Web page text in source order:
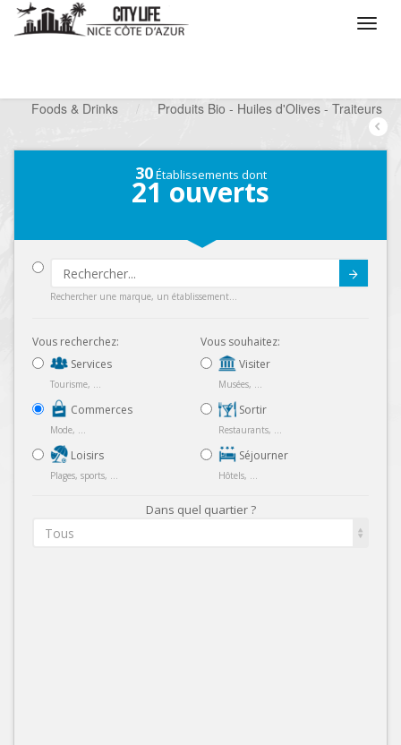
Foods & Drinks
/ Produits Bio - Huiles d'Olives - Traiteurs
30Établissements dont
21 ouverts
Rechercher une marque, un établissement...
Vous recherchez:
Services
Tourisme, ...
Commerces
Mode, ...
Loisirs
Plages, sports, ...
Vous souhaitez:
Visiter
Musées, ...
Sortir
Restaurants, ...
Séjourner
Hôtels, ...
Dans quel quartier ?
Tous